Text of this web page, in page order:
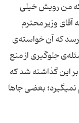
من رویش خیلی
وزیر محترم
که آن خواسته‌ی
جلوگیری از منع
این گذاشته شد که
بعضی جاها